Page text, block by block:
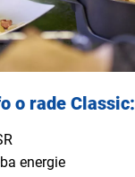
o rade Classic:
energie